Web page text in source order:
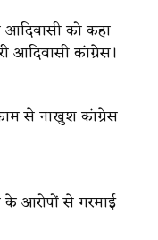
को कहा
आदिवासी कांग्रेस।
से नाखुश कांग्रेस
आरोपों से गरमाई